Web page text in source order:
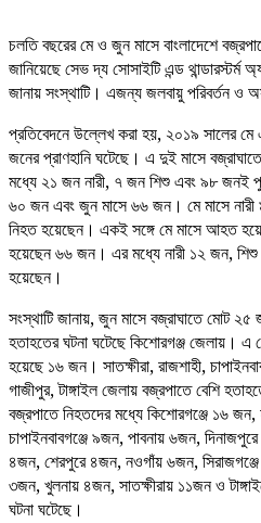
চলতি বছরের মে ও জুন মাসে বাংলাদেশে
জানিয়েছে সেভ দ্য সোসাইটি এন্ড
জানায় সংস্থাটি। এজন্য জলবায়ু পরিবর্তন ও
প্রতিবেদনে উল্লেখ করা হয়, ২০১৯ সালের মে
জনের প্রাণহানি ঘটেছে। এ দুই মাসে
মধ্যে ২১ জন নারী, ৭ জন শিশু এবং ৯৮ জনই
৬০ জন এবং জুন মাসে ৬৬ জন। মে মাসে
নিহত হয়েছেন। একই সঙ্গে মে মাসে আহত
হয়েছেন ৬৬ জন। এর মধ্যে নারী ১২ জন,
হয়েছেন।
সংস্থাটি জানায়, জুন মাসে বজ্রাঘাতে মোট
হতাহতের ঘটনা ঘটেছে কিশোরগঞ্জ জেলায়।
হয়েছে ১৬ জন। সাতক্ষীরা, রাজশাহী,
গাজীপুর, টাঙ্গাইল জেলায় বজ্রপাতে বেশি
বজ্রপাতে নিহতদের মধ্যে কিশোরগঞ্জে ১৬
চাপাইনবাবগঞ্জে ৯জন, পাবনায় ৬জন,
৪জন, শেরপুরে ৪জন, নওগাঁয় ৬জন, সিরাজগঞ্জে
৩জন, খুলনায় ৪জন, সাতক্ষীরায় ১১জন ও
ঘটনা ঘটেছে।